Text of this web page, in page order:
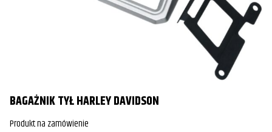
BAGAŻNIK TYŁ HARLEY DAVIDSON
Produkt na zamówienie